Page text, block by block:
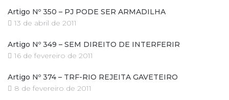
Artigo Nº 350 – PJ PODE SER ARMADILHA
13 de abril de 2011
Artigo Nº 349 – SEM DIREITO DE INTERFERIR
16 de fevereiro de 2011
Artigo Nº 374 – TRF-RIO REJEITA GAVETEIRO
8 de fevereiro de 2011